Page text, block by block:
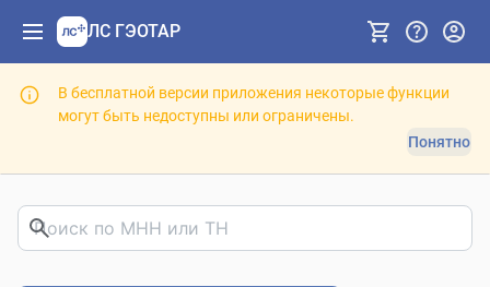
ЛС ГЭОТАР
В бесплатной версии приложения некоторые функции
могут быть недоступны или ограничены.
Понятно
Риски фармакотерапии.